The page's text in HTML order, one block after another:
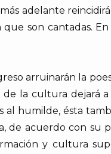
adelante
son cantadas.
arruinarán la
la cultura dejará
al humilde, ésta
de acuerdo con su
y cultura